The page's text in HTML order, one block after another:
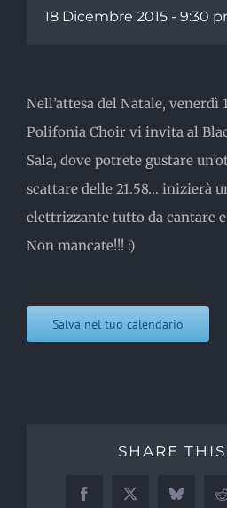
18 Dicembre 2015 - 9:30
Nell’attesa del Natale, venerdì
Polifonia Choir vi invita al
Sala, dove potrete gustare
scattare delle 21.58… inizierà
elettrizzante tutto da cantare
Non mancate!!! :)
Salva nel tuo calendario
SHARE
Facebook
X Bluesky